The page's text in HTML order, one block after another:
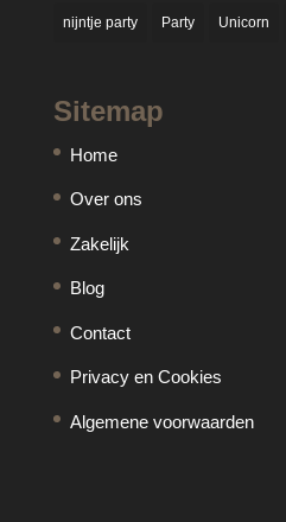
nijntje party Party Unicorn
Sitemap
Home
Over ons
Zakelijk
Blog
Contact
Privacy en Cookies
Algemene voorwaarden